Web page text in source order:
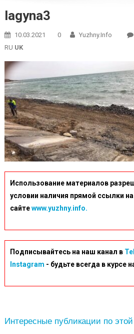
lagyna3
10.03.2021 0 Yuzhny.info
RU UK
Использование материалов
условии наличия прямой ссылки
сайтеwww.yuzhny.info.
Подписывайтесь на наш канал в
Instagram - будьте всегда в курсе
Интересные публикации по